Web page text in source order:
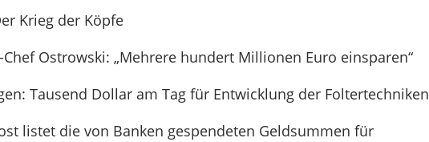
Krieg der Köpfe
Ostrowski: „Mehrere hundert Millionen Euro einsparen“
Tausend Dollar am Tag für Entwicklung der Foltertechniken
listet die von Banken gespendeten Geldsummen für